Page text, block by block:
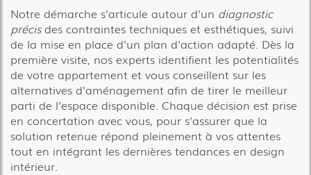
Notre démarche s'articule autour d'un diagnostic
précisdes contraintes techniques et esthétiques, suivi
de la mise en place d'un plan d'action adapté. Dès la
première visite, nos experts identifient les potentialités
de votre appartement et vous conseillent sur les
alternatives d'aménagement afin de tirer le meilleur
parti de l'espace disponible. Chaque décision est prise
en concertation avec vous, pour s'assurer que la
solution retenue répond pleinement à vos attentes
tout en intégrant les dernières tendances en design
intérieur.